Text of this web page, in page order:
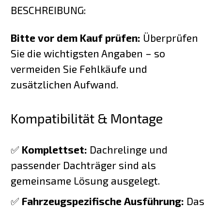
BESCHREIBUNG:
Bitte vor dem Kauf prüfen: Überprüfen
Sie die wichtigsten Angaben – so
vermeiden Sie Fehlkäufe und
zusätzlichen Aufwand.
Kompatibilität & Montage
✅ Komplettset: Dachrelinge und
passender Dachträger sind als
gemeinsame Lösung ausgelegt.
✅ Fahrzeugspezifische Ausführung: Das